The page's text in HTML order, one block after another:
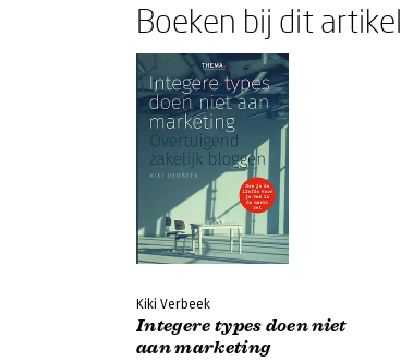
Boeken bij dit artikel
Kiki Verbeek
Integere types doen niet
aan marketing